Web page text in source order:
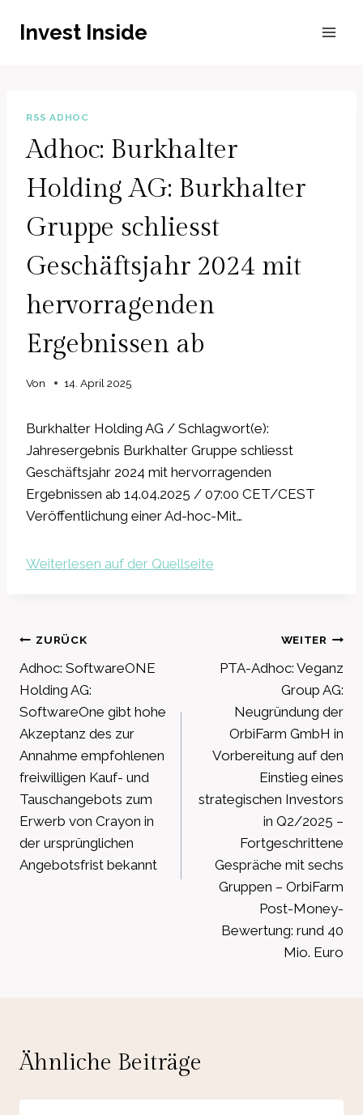
InhaltInvest Inside
RSS ADHOC
Adhoc: Burkhalter
Holding AG: Burkhalter
Gruppe schliesst
Geschäftsjahr 2024 mit
hervorragenden
Ergebnissen ab
Von 14. April 2025
Burkhalter Holding AG / Schlagwort(e):
Jahresergebnis Burkhalter Gruppe schliesst
Geschäftsjahr 2024 mit hervorragenden
Ergebnissen ab 14.04.2025 / 07:00 CET/CEST
Veröffentlichung einer Ad-hoc-Mit…
Weiterlesen auf der Quellseite
Beitragsnavigation
ZURÜCK
Adhoc: SoftwareONE
Holding AG:
SoftwareOne gibt hohe
Akzeptanz des zur
Annahme empfohlenen
freiwilligen Kauf- und
Tauschangebots zum
Erwerb von Crayon in
der ursprünglichen
Angebotsfrist bekannt
WEITER
PTA-Adhoc: Veganz
Group AG:
Neugründung der
OrbiFarm GmbH in
Vorbereitung auf den
Einstieg eines
strategischen Investors
in Q2/2025 –
Fortgeschrittene
Gespräche mit sechs
Gruppen – OrbiFarm
Post-Money-
Bewertung: rund 40
Mio. Euro
Ähnliche Beiträge